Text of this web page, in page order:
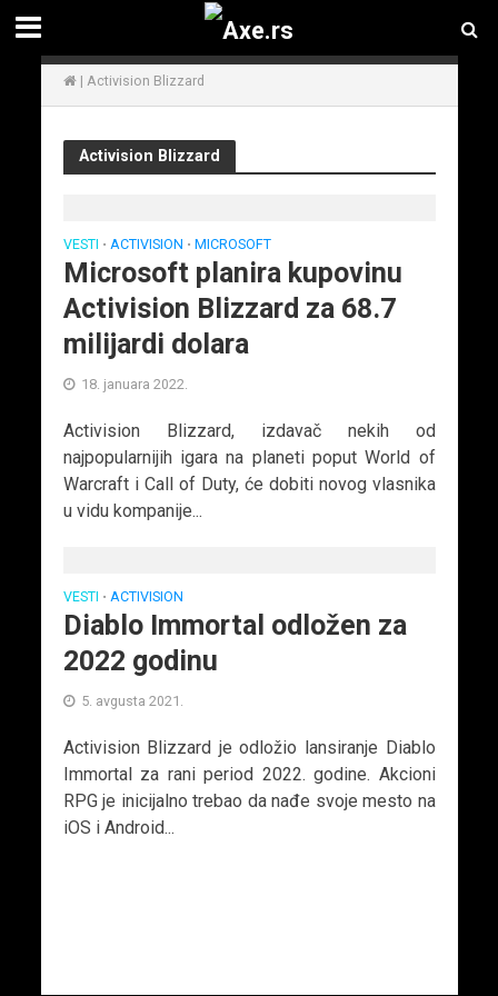
| Activision Blizzard
Activision Blizzard
VESTI • ACTIVISION • MICROSOFT
Microsoft planira kupovinu
Activision Blizzard za 68.7
milijardi dolara
18. januara 2022.
Activision Blizzard, izdavač nekih od
najpopularnijih igara na planeti poput World of
Warcraft i Call of Duty, će dobiti novog vlasnika
u vidu kompanije...
VESTI • ACTIVISION
Diablo Immortal odložen za
2022 godinu
5. avgusta 2021.
Activision Blizzard je odložio lansiranje Diablo
Immortal za rani period 2022. godine. Akcioni
RPG je inicijalno trebao da nađe svoje mesto na
iOS i Android...